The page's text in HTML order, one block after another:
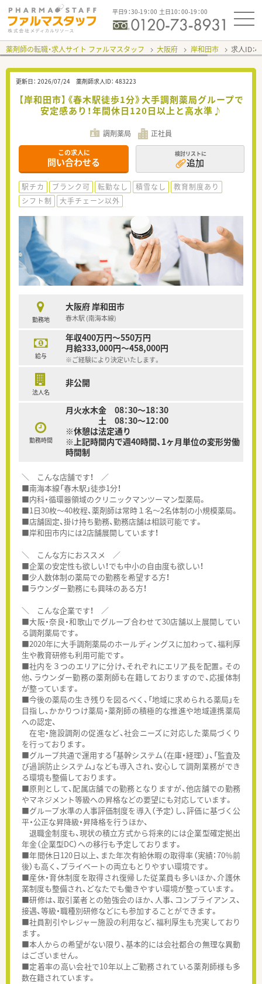
平日9：30-19：00 土日10：00-19：00
薬剤師の転職・求人サイト ファルマスタッフ 大阪府 岸和田市 求人ID：
更新日： 2026/07/24 薬剤師求人ID： 483223
【岸和田市】《春木駅徒歩1分》大手調剤薬局グループで
安定感あり！年間休日120日以上と高水準♪
調剤薬局 正社員
この求人に
問い合わせる
検討リストに
追加
駅チカ ブランク可 転勤なし 積雪なし
教育制度あり
シフト制
大手チェーン以外
勤務地
大阪府 岸和田市
春木駅 (南海本線)
給与
年収400万円～550万円
月給333,000円～458,000円
※ご経験により決定いたします。
法人名
非公開
勤務時間
月火水木金 08：30～18：30
土 08：30～12：00
※休憩は法定通り
※上記時間内で週40時間、1ヶ月単位の変形労働
時間制
＼ こんな店舗です！ ／
■南海本線「春木駅」徒歩1分！
■内科・循環器領域のクリニックマンツーマン型薬局。
■1日30枚～40枚程、薬剤師は常時１名～2名体制の小規模薬局。
■店舗固定、掛け持ち勤務、勤務店舗は相談可能です。
■岸和田市内には2店舗展開しています！
＼ こんな方におススメ ／
■企業の安定性も欲しい！でも中小の自由度も欲しい！
■少人数体制の薬局での勤務を希望する方！
■ラウンダー勤務にも興味のある方！
＼ こんな企業です！ ／
■大阪・奈良・和歌山でグループ合わせて30店舗以上展開してい
る調剤薬局です。
■2020年に大手調剤薬局のホールディングスに加わって、福利厚
生や教育研修も利用可能です。
■社内を３つのエリアに分け、それぞれにエリア長を配置。その
他、ラウンダー勤務の薬剤師も在籍しておりますので、応援体制
が整っています。
■今後の薬局の生き残りを図るべく、「地域に求められる薬局」を
目指し、かかりつけ薬局・薬剤師の積極的な推進や地域連携薬局
への認定、
在宅・施設調剤の促進など、社会ニーズに対応した薬局づくり
を行っております。
■グループ共通で運用する「基幹システム（在庫・経理）」、「監査及
び過誤防止システム」なども導入され、安心して調剤業務ができ
る環境も整備しております。
■原則として、配属店舗での勤務となりますが、他店舗での勤務
やマネジメント等級への昇格などの要望にも対応しています。
■グループ水準の人事評価制度を導入（予定）し、評価に基づく公
平・公正な昇降級・昇降格を行うほか、
退職金制度も、現状の積立方式から将来的には企業型確定拠出
年金（企業型DC）への移行も予定しております。
■年間休日120日以上、また年次有給休暇の取得率（実績：70％前
後）も高く、プライベートの両立もとりやすい環境です。
■産休・育休制度を取得され復帰した従業員も多いほか、介護休
業制度も整備され、どなたでも働きやすい環境が整っています。
■研修は、取引業者との勉強会のほか、人事、コンプライアンス、
接遇、等級・職種別研修などにも参加することができます。
■社員割引やレジャー施設の利用など、福利厚生も充実しており
ます。
■本人からの希望がない限り、基本的には会社都合の無理な異動
はございません。
■定着率の高い会社で10年以上ご勤務されている薬剤師様も多
数在籍されています。